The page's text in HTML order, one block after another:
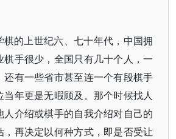
棋的上世纪六、七十年代，中国拥
棋手很少，全国只有几十个人，一
还有一些省市甚至连一个有段棋手
年更是无暇顾及。那个时候找人
人介绍或棋手的自我介绍对自己的
，再决定以何种方式，即是否受让